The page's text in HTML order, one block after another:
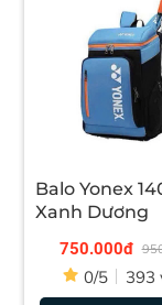
- Đặc biệt, ngăn
vệ đôi giày theo
Balo Yonex
Xanh Dương
750.000đ
0/5 393